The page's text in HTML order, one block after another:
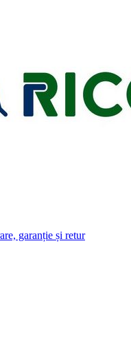
garanție și retur